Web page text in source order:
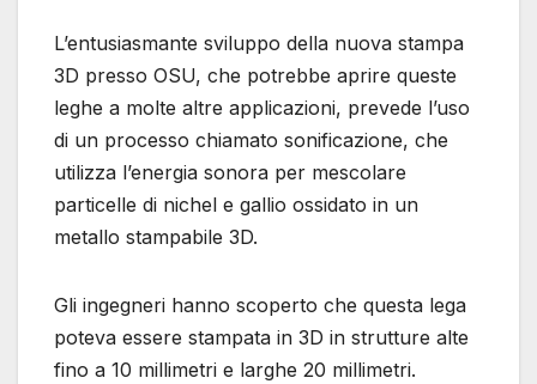
L’entusiasmante sviluppo della nuova stampa
3D presso OSU, che potrebbe aprire queste
leghe a molte altre applicazioni, prevede l’uso
di un processo chiamato sonificazione, che
utilizza l’energia sonora per mescolare
particelle di nichel e gallio ossidato in un
metallo stampabile 3D.
Gli ingegneri hanno scoperto che questa lega
poteva essere stampata in 3D in strutture alte
fino a 10 millimetri e larghe 20 millimetri.